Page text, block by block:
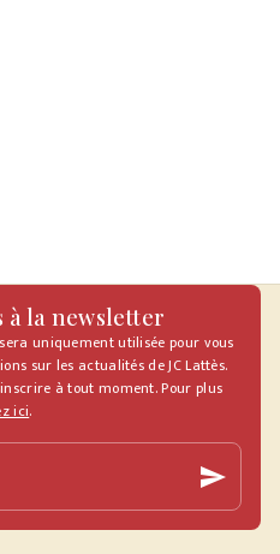
à la newsletter
uniquement utilisée pour vous
sur les actualités de JC Lattès.
à tout moment. Pour plus
ici.
send